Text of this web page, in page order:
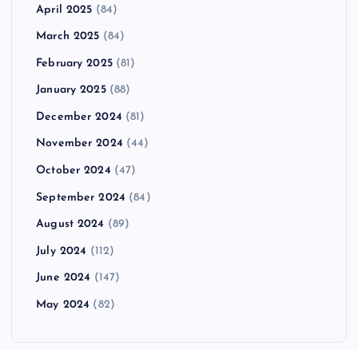
April 2025 (84)
March 2025 (84)
February 2025(81)
January 2025(88)
December 2024 (81)
November 2024 (44)
October 2024 (47)
September 2024 (84)
August 2024 (89)
July 2024 (112)
June 2024 (147)
May 2024 (82)